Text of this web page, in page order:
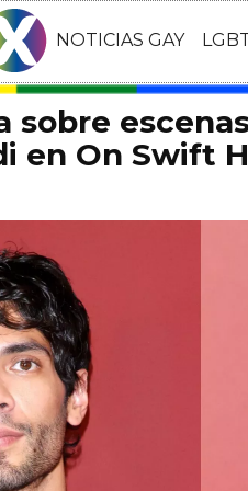
NOTICIAS GAY
sobre
en On Swift